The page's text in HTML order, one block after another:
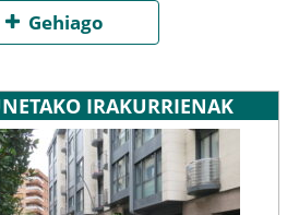
Gehiago
IRAKURRIENAK